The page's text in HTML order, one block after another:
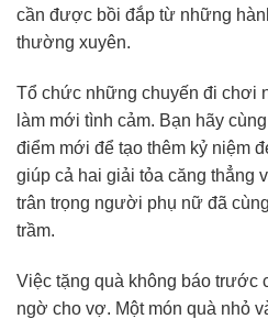
cần được bồi đắp từ những
thường xuyên.
Tổ chức những chuyến đi chơi
làm mới tình cảm. Bạn hãy
điểm mới để tạo thêm kỷ niệm
giúp cả hai giải tỏa căng thẳng
trân trọng người phụ nữ đã
trầm.
Việc tặng quà không báo trước
ngờ cho vợ. Một món quà nhỏ